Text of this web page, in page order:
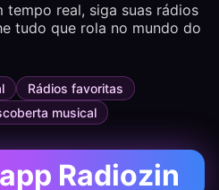
tempo real, siga suas rádios
tudo que rola no mundo do
Rádios favoritas
musical
Radiozin